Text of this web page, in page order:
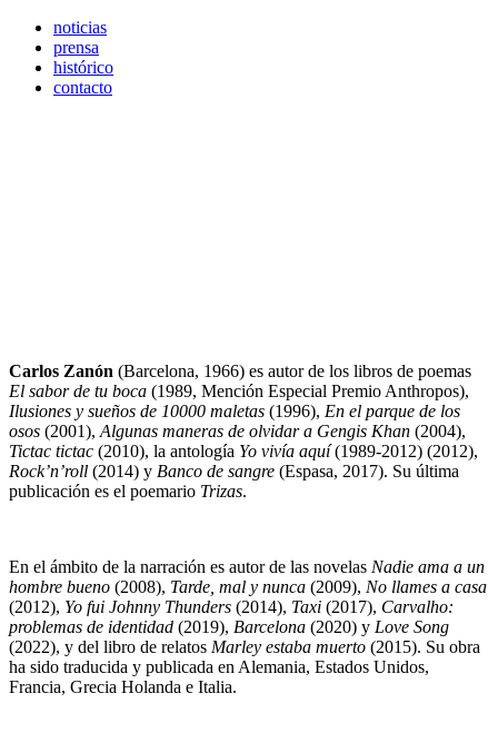
noticias
prensa
histórico
contacto
Carlos Zanón (Barcelona, 1966) es autor de los libros de poemas
El sabor de tu boca (1989, Mención Especial Premio Anthropos),
Ilusiones y sueños de 10000 maletas (1996), En el parque de los
osos (2001), Algunas maneras de olvidar a Gengis Khan (2004),
Tictac tictac (2010), la antología Yo vivía aquí(1989-2012) (2012),
Rock’n’roll (2014) y Banco de sangre (Espasa, 2017). Su última
publicación es el poemario Trizas.
En el ámbito de la narración es autor de las novelas Nadie ama a un
hombre bueno (2008), Tarde, mal y nunca (2009), No llames a casa
(2012), Yo fui Johnny Thunders (2014), Taxi (2017), Carvalho:
problemas de identidad (2019), Barcelona (2020) y Love Song
(2022), y del libro de relatos Marley estaba muerto (2015). Su obra
ha sido traducida y publicada en Alemania, Estados Unidos,
Francia, Grecia Holanda e Italia.